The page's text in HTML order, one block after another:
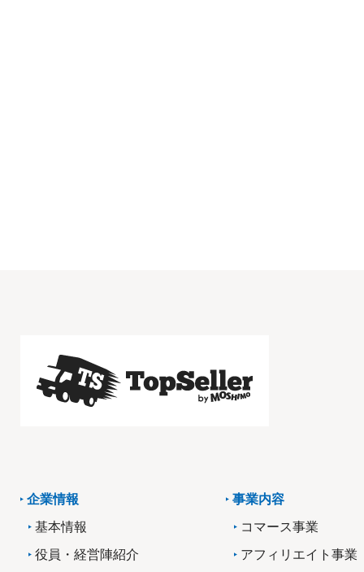
企業情報
基本情報
役員・経営陣紹介
事業内容
コマース事業
アフィリエイト事業